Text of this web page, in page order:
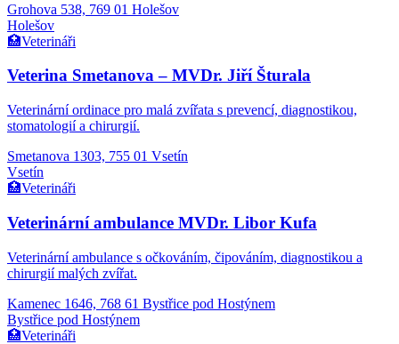
Grohova 538, 769 01 Holešov
Holešov
🏥Veterináři
Veterina Smetanova – MVDr. Jiří Šturala
Veterinární ordinace pro malá zvířata s prevencí, diagnostikou,
stomatologií a chirurgií.
Smetanova 1303, 755 01 Vsetín
Vsetín
🏥Veterináři
Veterinární ambulance MVDr. Libor Kufa
Veterinární ambulance s očkováním, čipováním, diagnostikou a
chirurgií malých zvířat.
Kamenec 1646, 768 61 Bystřice pod Hostýnem
Bystřice pod Hostýnem
🏥Veterináři